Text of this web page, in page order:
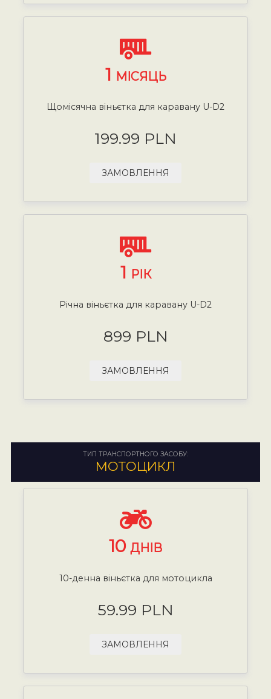
1 МІСЯЦЬ
Щомісячна віньєтка для каравану U-D2
199.99 PLN
ЗАМОВЛЕННЯ
1 РІК
Річна віньєтка для каравану U-D2
899 PLN
ЗАМОВЛЕННЯ
ТИП ТРАНСПОРТНОГО ЗАСОБУ:
МОТОЦИКЛ
10 ДНІВ
10-денна віньєтка для мотоцикла
59.99 PLN
ЗАМОВЛЕННЯ